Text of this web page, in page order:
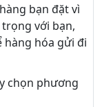
bạn đặt vì
với bạn,
hàng hóa gửi đi
chọn phương